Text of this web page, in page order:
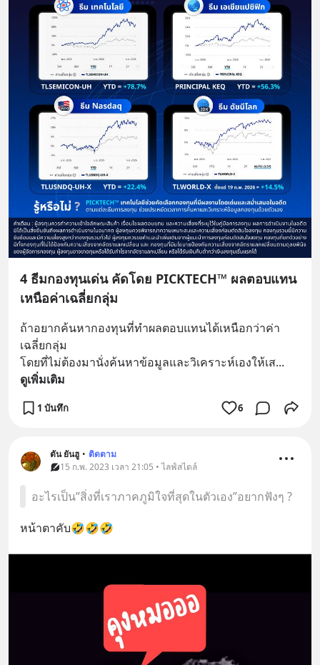
4 ธีมกองทุนเด่น คัดโดย PICKTECH™ ผลตอบแทน
เหนือค่าเฉลี่ยกลุ่ม
ถ้าอยากค้นหากองทุนที่ทำผลตอบแทนได้เหนือกว่าค่า
เฉลี่ยกลุ่ม
โดยที่ไม่ต้องมานั่งค้นหาข้อมูลและวิเคราะห์เองให้เส...
ดูเพิ่มเติม
1 บันทึก 6
ตัน ยันฮู • ติดตาม
15 ก.พ. 2023 เวลา 21:05 • ไลฟ์สไตล์
อะไรเป็น”สิ่งที่เราภาคภูมิใจที่สุดในตัวเอง”อยากฟังๆ ?
หน้าตาคับ🤣🤣🤣